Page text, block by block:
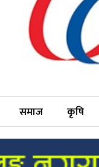
समाज कृषि